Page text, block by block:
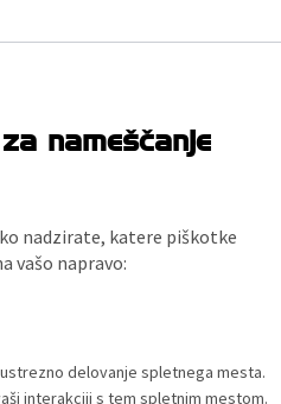
nameščanje
nadzirate, katere piškotke
vašo napravo:
delovanje spletnega mesta.
interakciji s tem spletnim mestom.